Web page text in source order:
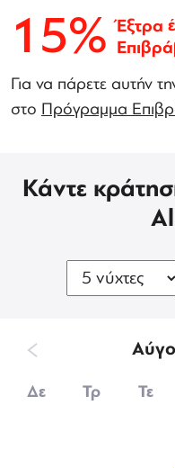
15% Έξτρα
Για να πάρετε αυτήν
στο Πρόγραμμα
Κάντε
Δε Τρ Τε